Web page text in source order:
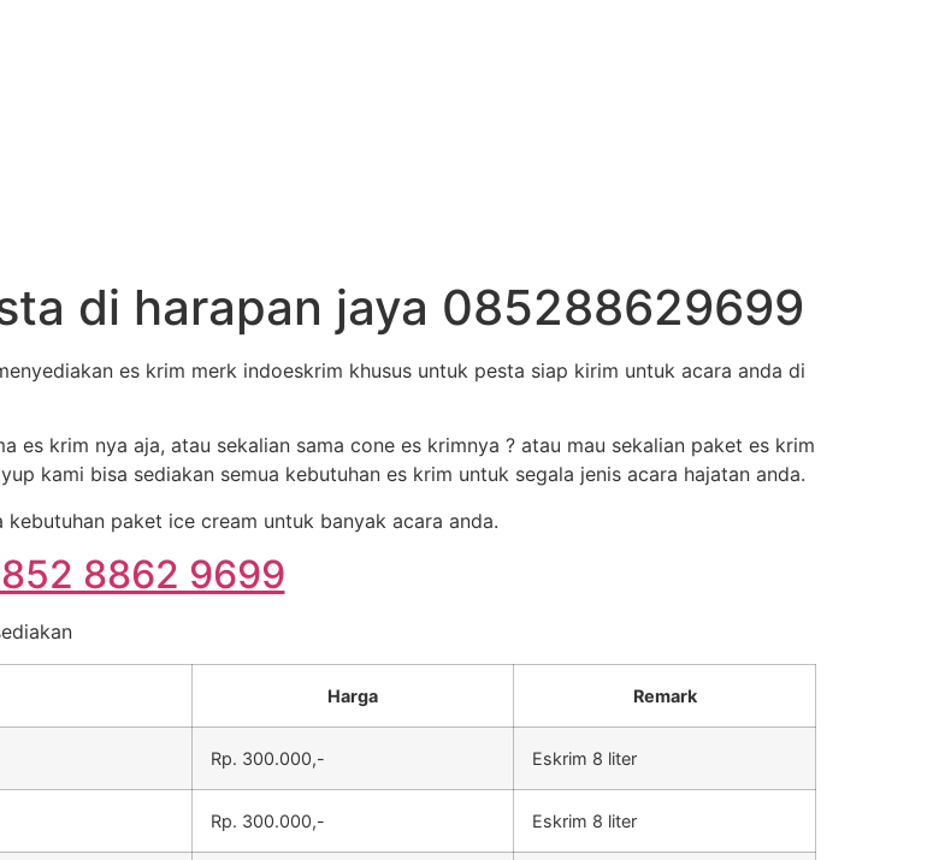
di harapan jaya 085288629699
es krim merk indoeskrim khusus untuk pesta siap kirim untuk acara anda di
es krim nya aja, atau sekalian sama cone es krimnya ? atau mau sekalian paket es krim
kami bisa sediakan semua kebutuhan es krim untuk segala jenis acara hajatan anda.
paket ice cream untuk banyak acara anda.
8862 9699
Harga Remark
Rp. 300.000,- Eskrim 8 liter
Rp. 300.000,- Eskrim 8 liter